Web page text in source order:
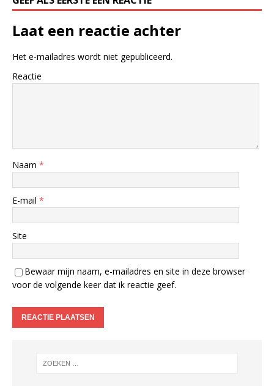
Laat een reactie achter
Het e-mailadres wordt niet gepubliceerd.
Reactie
Naam *
E-mail *
Site
Bewaar mijn naam, e-mailadres en site in deze browser
voor de volgende keer dat ik reactie geef.